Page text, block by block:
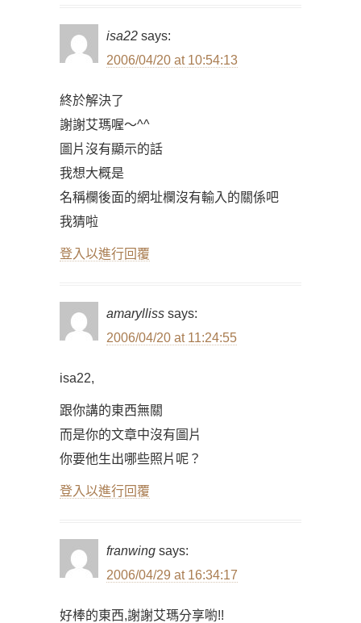
isa22 says:
2006/04/20 at 10:54:13
終於解決了
謝謝艾瑪喔～^^
圖片沒有顯示的話
我想大概是
名稱欄後面的網址欄沒有輸入的關係吧
我猜啦
登入以進行回覆
amarylliss says:
2006/04/20 at 11:24:55
isa22,
跟你講的東西無關
而是你的文章中沒有圖片
你要他生出哪些照片呢？
登入以進行回覆
franwing says:
2006/04/29 at 16:34:17
好棒的東西,謝謝艾瑪分享喲!!